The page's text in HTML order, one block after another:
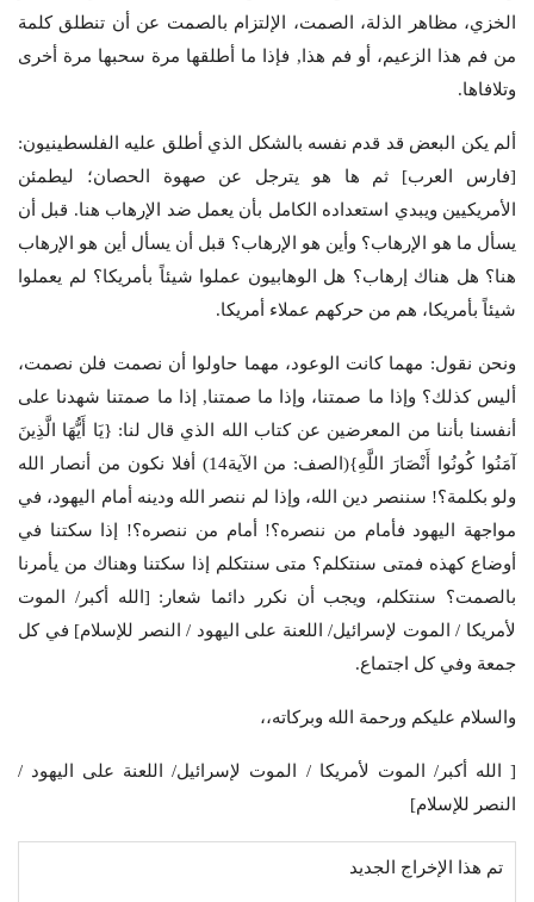
الخزي، مظاهر الذلة، الصمت، الإلتزام بالصمت عن أن تنطلق كلمة
من فم هذا الزعيم، أو فم هذا, فإذا ما أطلقها مرة سحبها مرة أخرى
وتلافاها.
ألم يكن البعض قد قدم نفسه بالشكل الذي أطلق عليه الفلسطينيون:
[فارس العرب] ثم ها هو يترجل عن صهوة الحصان؛ ليطمئن
الأمريكيين ويبدي استعداده الكامل بأن يعمل ضد الإرهاب هنا. قبل أن
يسأل ما هو الإرهاب؟ وأين هو الإرهاب؟ قبل أن يسأل أين هو الإرهاب
هنا؟ هل هناك إرهاب؟ هل الوهابيون عملوا شيئاً بأمريكا؟ لم يعملوا
شيئاً بأمريكا، هم من حركهم عملاء أمريكا.
ونحن نقول: مهما كانت الوعود، مهما حاولوا أن نصمت فلن نصمت،
أليس كذلك؟ وإذا ما صمتنا، وإذا ما صمتنا, إذا ما صمتنا شهدنا على
أنفسنا بأننا من المعرضين عن كتاب الله الذي قال لنا: {يَا أَيُّهَا الَّذِينَ
آمَنُوا كُونُوا أَنْصَارَ اللَّهِ}(الصف: من الآية14) أفلا نكون من أنصار الله
ولو بكلمة؟! سننصر دين الله، وإذا لم ننصر الله ودينه أمام اليهود، في
مواجهة اليهود فأمام من ننصره؟! أمام من ننصره؟! إذا سكتنا في
أوضاع كهذه فمتى سنتكلم؟ متى سنتكلم إذا سكتنا وهناك من يأمرنا
بالصمت؟ سنتكلم، ويجب أن نكرر دائما شعار: [الله أكبر/ الموت
لأمريكا / الموت لإسرائيل/ اللعنة على اليهود / النصر للإسلام] في كل
جمعة وفي كل اجتماع.
والسلام عليكم ورحمة الله وبركاته،،
[ الله أكبر/ الموت لأمريكا / الموت لإسرائيل/ اللعنة على اليهود /
النصر للإسلام]
تم هذا الإخراج الجديد